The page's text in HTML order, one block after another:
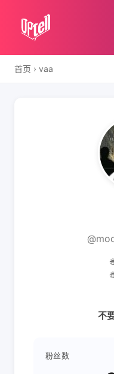
首页 › vaa
不
粉丝数